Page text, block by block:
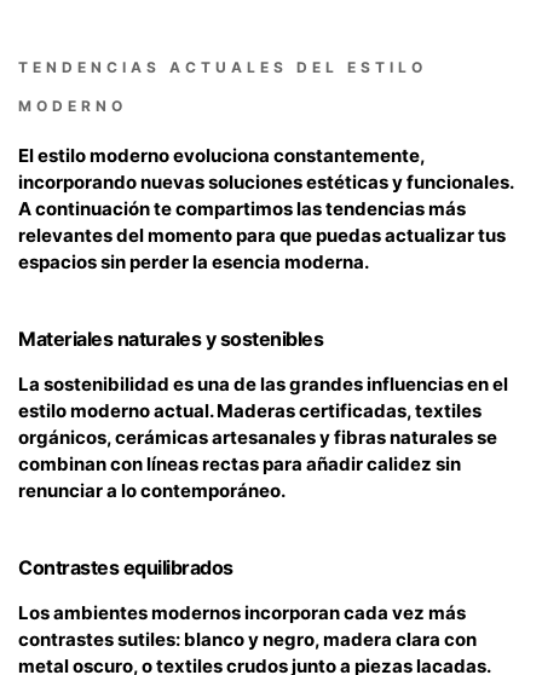
TENDENCIAS ACTUALES DEL ESTILO
MODERNO
El estilo moderno evoluciona constantemente,
incorporando nuevas soluciones estéticas y funcionales.
A continuación te compartimos las tendencias más
relevantes del momento para que puedas actualizar tus
espacios sin perder la esencia moderna.
Materiales naturales y sostenibles
La sostenibilidad es una de las grandes influencias en el
estilo moderno actual. Maderas certificadas, textiles
orgánicos, cerámicas artesanales y fibras naturales se
combinan con líneas rectas para añadir calidez sin
renunciar a lo contemporáneo.
Contrastes equilibrados
Los ambientes modernos incorporan cada vez más
contrastes sutiles: blanco y negro, madera clara con
metal oscuro, o textiles crudos junto a piezas lacadas.